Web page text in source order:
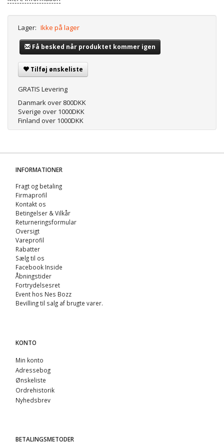
Lager: Ikke på lager
Få besked når produktet kommer igen
Tilføj ønskeliste
GRATIS Levering
Danmark over 800DKK
Sverige over 1000DKK
Finland over 1000DKK
INFORMATIONER
Fragt og betaling
Firmaprofil
Kontakt os
Betingelser & Vilkår
Returneringsformular
Oversigt
Vareprofil
Rabatter
Sælg til os
Facebook Inside
Åbningstider
Fortrydelsesret
Event hos Nes Bozz
Bevilling til salg af brugte varer.
KONTO
Min konto
Adressebog
Ønskeliste
Ordrehistorik
Nyhedsbrev
BETALINGSMETODER